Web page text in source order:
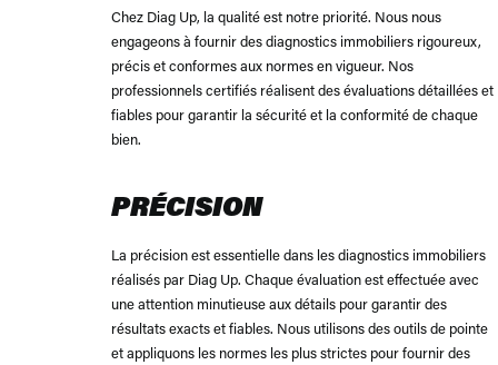
Chez Diag Up, la qualité est notre priorité. Nous nous
engageons à fournir des diagnostics immobiliers rigoureux,
précis et conformes aux normes en vigueur. Nos
professionnels certifiés réalisent des évaluations détaillées et
fiables pour garantir la sécurité et la conformité de chaque
bien.
PRÉCISION
La précision est essentielle dans les diagnostics immobiliers
réalisés par Diag Up. Chaque évaluation est effectuée avec
une attention minutieuse aux détails pour garantir des
résultats exacts et fiables. Nous utilisons des outils de pointe
et appliquons les normes les plus strictes pour fournir des